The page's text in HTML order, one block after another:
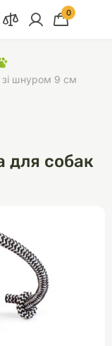
91 91
91 91
28
0
зі шнуром 9 см
для собак